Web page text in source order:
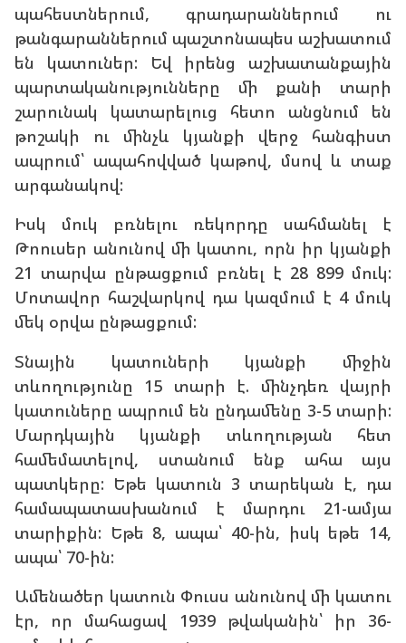
պահեստներում, գրադարաններում ու
թանգարաններում պաշտոնապես աշխատում
են կատուներ: Եվ իրենց աշխատանքային
պարտականությունները մի քանի տարի
շարունակ կատարելուց հետո անցնում են
թոշակի ու մինչև կյանքի վերջ հանգիստ
ապրում՝ ապահովված կաթով, մսով և տաք
արգանակով:
Իսկ մուկ բռնելու ռեկորդը սահմանել է
Թոուսեր անունով մի կատու, որն իր կյանքի
21 տարվա ընթացքում բռնել է 28 899 մուկ:
Մոտավոր հաշվարկով դա կազմում է 4 մուկ
մեկ օրվա ընթացքում:
Տնային կատուների կյանքի միջին
տևողությունը 15 տարի է. մինչդեռ վայրի
կատուները ապրում են ընդամենը 3-5 տարի:
Մարդկային կյանքի տևողության հետ
համեմատելով, ստանում ենք ահա այս
պատկերը: Եթե կատուն 3 տարեկան է, դա
համապատասխանում է մարդու 21-ամյա
տարիքին: Եթե 8, ապա՝ 40-ին, իսկ եթե 14,
ապա՝ 70-ին:
Ամենածեր կատուն Փուսս անունով մի կատու
էր, որ մահացավ 1939 թվականին՝ իր 36-